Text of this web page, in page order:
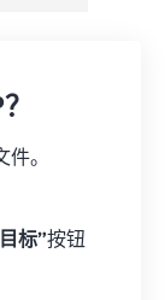
。
标”按钮